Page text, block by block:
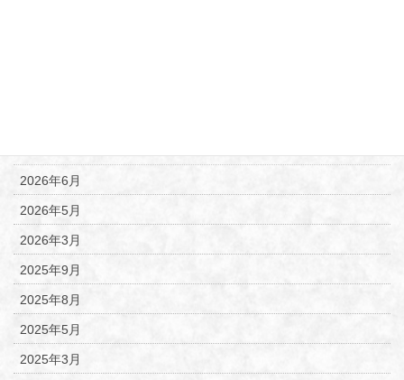
2026年6月
2026年5月
2026年3月
2025年9月
2025年8月
2025年5月
2025年3月